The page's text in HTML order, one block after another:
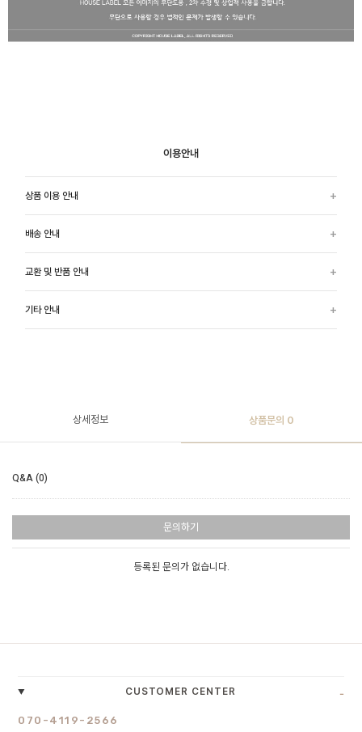
이용안내
상품 이용 안내
배송 안내
교환 및 반품 안내
기타 안내
상세정보 상품문의 0
Q&A (0)
문의하기
등록된 문의가 없습니다.
CUSTOMER CENTER -
070-4119-2566